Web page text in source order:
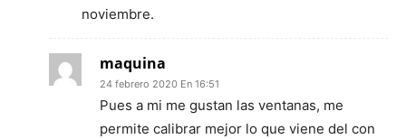
noviembre.
maquina
24 febrero 2020 En 16:51
Pues a mi me gustan las ventanas, me
permite calibrar mejor lo que viene del con